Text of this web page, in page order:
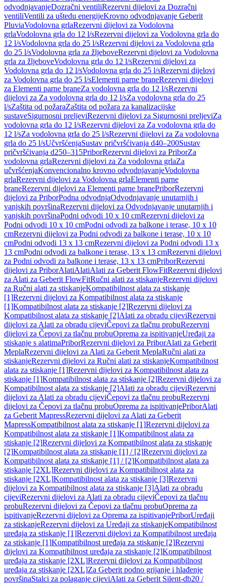
odvodnjavanjeDozračni ventiliRezervni dijelovi za Dozračni
ventiliVentili za uštedu energijeKrovno odvodnjavanje Geberit
PluviaVodolovna grlaRezervni dijelovi za Vodolovna
grlaVodolovna grla do 12 l/sRezervni dijelovi za Vodolovna grla do
12 l/sVodolovna grla do 25 l/sRezervni dijelovi za Vodolovna grla
do 25 l/sVodolovna grla za žljeboveRezervni dijelovi za Vodolovna
grla za žljeboveVodolovna grla do 12 l/sRezervni dijelovi za
Vodolovna grla do 12 l/sVodolovna grla do 25 l/sRezervni dijelovi
za Vodolovna grla do 25 l/sElementi parne braneRezervni dijelovi
za Elementi parne braneZa vodolovna grla do 12 l/sRezervni
dijelovi za Za vodolovna grla do 12 l/sZa vodolovna grla do 25
l/sZaštita od požaraZaštita od požara za kanalizacijske
sustaveSigurnosni preljeviRezervni dijelovi za Sigurnosni preljeviZa
vodolovna grla do 12 l/sRezervni dijelovi za Za vodolovna grla do
12 l/sZa vodolovna grla do 25 l/sRezervni dijelovi za Za vodolovna
grla do 25 l/sUčvršćenjaSustav pričvršćivanja d40–200Sustav
pričvršćivanja d250–315PriborRezervni dijelovi za PriborZa
vodolovna grlaRezervni dijelovi za Za vodolovna grlaZa
učvršćenjaKonvencionalno krovno odvodnjavanjeVodolovna
grlaRezervni dijelovi za Vodolovna grlaElementi parne
braneRezervni dijelovi za Elementi parne branePriborRezervni
dijelovi za PriborPodna odvodnjaOdvodnjavanje unutarnjih i
vanjskih površinaRezervni dijelovi za Odvodnjavanje unutarnjih i
vanjskih površinaPodni odvodi 10 x 10 cmRezervni dijelovi za
Podni odvodi 10 x 10 cmPodni odvodi za balkone i terase, 10 x 10
cmRezervni dijelovi za Podni odvodi za balkone i terase, 10 x 10
cmPodni odvodi 13 x 13 cmRezervni dijelovi za Podni odvodi 13 x
13 cmPodni odvodi za balkone i terase, 13 x 13 cmRezervni dijelovi
za Podni odvodi za balkone i terase, 13 x 13 cmPriborRezervni
dijelovi za PriborAlatiAlatiAlati za Geberit FlowFitRezervni dijelovi
za Alati za Geberit FlowFitRučni alati za stiskanjeRezervni dijelovi
za Ručni alati za stiskanjeKompatibilnost alata za stiskanje
[1]Rezervni dijelovi za Kompatibilnost alata za stiskanje
[1]Kompatibilnost alata za stiskanje [2]Rezervni dijelovi za
Kompatibilnost alata za stiskanje [2]Alati za obradu cijeviRezervni
dijelovi za Alati za obradu cijeviČepovi za tlačnu probuRezervni
dijelovi za Čepovi za tlačnu probuOprema za ispitivanjeUređaji za
stiskanje s alatimaPriborRezervni dijelovi za PriborAlati za Geberit
MeplaRezervni dijelovi za Alati za Geberit MeplaRučni alati za
stiskanjeRezervni dijelovi za Ručni alati za stiskanjeKompatibilnost
alata za stiskanje [1]Rezervni dijelovi za Kompatibilnost alata za
stiskanje [1]Kompatibilnost alata za stiskanje [2]Rezervni dijelovi za
Kompatibilnost alata za stiskanje [2]Alati za obradu cijeviRezervni
dijelovi za Alati za obradu cijeviČepovi za tlačnu probuRezervni
dijelovi za Čepovi za tlačnu probuOprema za ispitivanjePriborAlati
za Geberit MapressRezervni dijelovi za Alati za Geberit
MapressKompatibilnost alata za stiskanje [1]Rezervni dijelovi za
Kompatibilnost alata za stiskanje [1]Kompatibilnost alata za
stiskanje [2]Rezervni dijelovi za Kompatibilnost alata za stiskanje
[2]Kompatibilnost alata za stiskanje [1] / [2]Rezervni dijelovi za
Kompatibilnost alata za stiskanje [1] / [2]Kompatibilnost alata za
stiskanje [2XL]Rezervni dijelovi za Kompatibilnost alata za
stiskanje [2XL]Kompatibilnost alata za stiskanje [3]Rezervni
dijelovi za Kompatibilnost alata za stiskanje [3]Alati za obradu
cijeviRezervni dijelovi za Alati za obradu cijeviČepovi za tlačnu
probuRezervni dijelovi za Čepovi za tlačnu probuOprema za
ispitivanjeRezervni dijelovi za Oprema za ispitivanjePriborUređaji
za stiskanjeRezervni dijelovi za Uređaji za stiskanjeKompatibilnost
uređaja za stiskanje [1]Rezervni dijelovi za Kompatibilnost uređaja
za stiskanje [1]Kompatibilnost uređaja za stiskanje [2]Rezervni
dijelovi za Kompatibilnost uređaja za stiskanje [2]Kompatibilnost
uređaja za stiskanje [2XL]Rezervni dijelovi za Kompatibilnost
uređaja za stiskanje [2XL]Za Geberit podno grijanje i hlađenje
površinaStalci za polaganje cijeviAlati za Geberit Silent-db20 /